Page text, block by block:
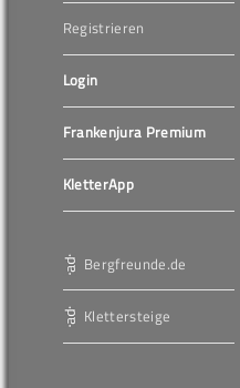
Registrieren
Login
Frankenjura Premium
KletterApp
Bergfreunde.de
Klettersteige